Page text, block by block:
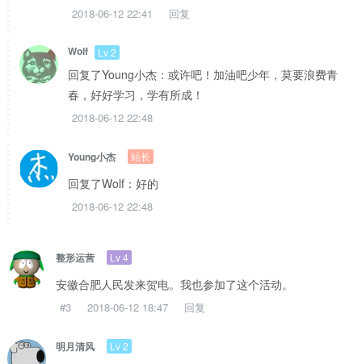
2018-06-12 22:41 回复
Wolf Lv 2
回复了Young小杰：或许吧！加油吧少年，莫要浪费青
春，好好学习，学有所成！
2018-06-12 22:48
Young小杰 站长
回复了Wolf：好的
2018-06-12 22:48
整形运营 Lv 4
安徽合肥人民发来贺电。我也参加了这个活动。
#3 2018-06-12 18:47 回复
明月清风 Lv 2